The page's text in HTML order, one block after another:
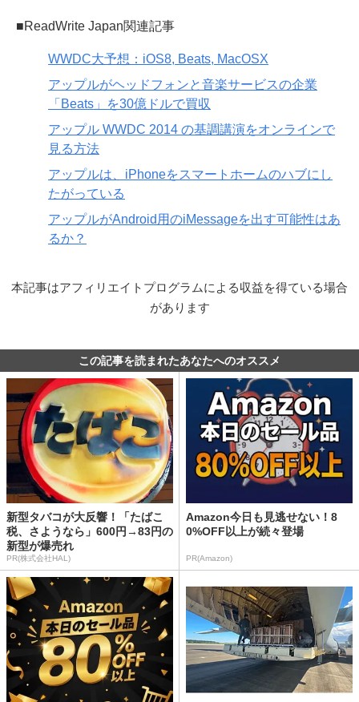
■ReadWrite Japan関連記事
WWDC大予想：iOS8, Beats, MacOSX
アップルがヘッドフォンと音楽サービスの企業
「Beats」を30億ドルで買収
アップル WWDC 2014 の基調講演をオンラインで
見る方法
アップルは、iPhoneをスマートホームのハブにし
たがっている
アップルがAndroid用のiMessageを出す可能性はあ
るか？
本記事はアフィリエイトプログラムによる収益を得ている場合
があります
この記事を読まれたあなたへのオススメ
新型タバコが大反響！「たばこ
税、さようなら」600円→83円の
新型が爆売れ
PR(株式会社HAL)
Amazon今日も見逃せない！8
0%OFF以上が続々登場
PR(Amazon)